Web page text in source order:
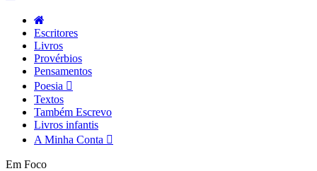
Escritores
Livros
Provérbios
Pensamentos
Poesia
Textos
Também Escrevo
Livros infantis
A Minha Conta
Em Foco